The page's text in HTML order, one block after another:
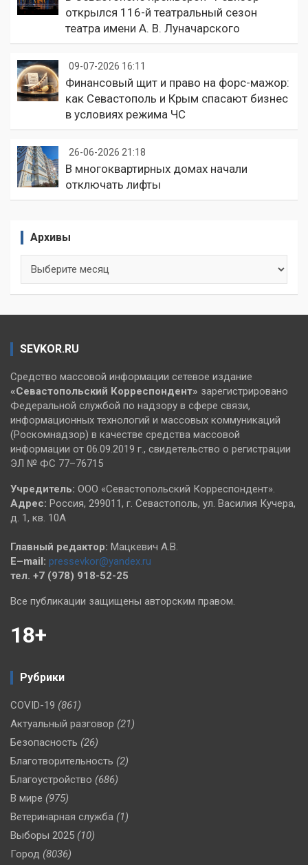
открылся 116-й театральный сезон
театра имени А. В. Луначарского
09-07-2026 16:11
Финансовый щит и право на форс-мажор:
как Севастополь и Крым спасают бизнес
в условиях режима ЧС
26-06-2026 21:18
В многоквартирных домах начали
отключать лифты
Архивы
SEVKOR.RU
Средство массовой информации сетевое издание
«Севастопольский Корреспондент» зарегистрировано
Федеральной службой по надзору в сфере связи,
информационных технологий и массовых коммуникаций
(Роскомнадзор) в качестве средства массовой
информации от 06.09.2019 г., свидетельство о регистрации
ЭЛ № ФС 77–76715
Учредитель: ООО «Севастопольский Корреспондент».
Адрес: Россия, 299011, г. Севастополь, ул. Василия Кучера,
д. 1, кв. 10А
Главный редактор: Мацкевич А.В.
E–mail: pressevkor@yandex.ru
тел. +7 (978) 918-52-25
Все публикации защищены авторским правом.
18+
Рубрики
COVID-19 (861)
Актуальный разговор (21)
Безопасность (26)
Благотворительность (2)
Благоустройство (686)
В мире (975)
Ветеринарная служба (1)
Выборы 2025 (10)
Город (8036)